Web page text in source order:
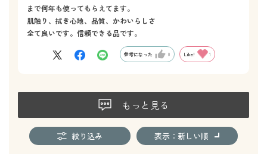
まで何年も使ってもらえてます。
肌触り、拭き心地、品質、かわいらしさ
全て良いです。信頼できる品です。
参考になった 0 Like! 1
もっと見る
絞り込み 表示：新しい順